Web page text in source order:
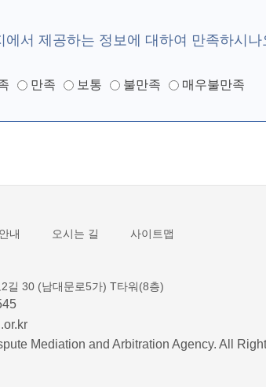
에서 제공하는 정보에 대하여 만족하시나
만족 보통 불만족 매우불만족
내 오시는 길 사이트맵
길 30 (남대문로5가) T타워(8층)
Mediation and Arbitration Agency. All